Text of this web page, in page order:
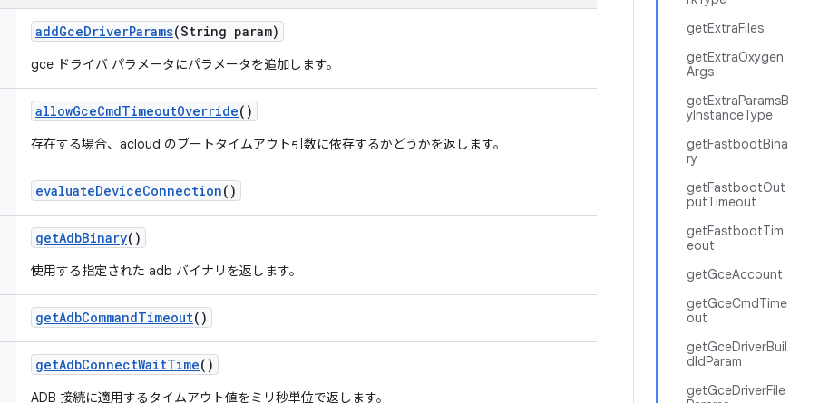
getExtraFiles
getExtraOxygen
Args
getExtraParamsB
yInstanceType
getFastbootBina
ry
getFastbootOut
putTimeout
getFastbootTim
eout
getGceAccount
getGceCmdTime
out
getGceDriverBuil
dIdParam
getGceDriverFile
addGceDriverParams(String param)
gce ドライバ パラメータにパラメータを追加します。
allowGceCmdTimeoutOverride()
存在する場合、acloud のブートタイムアウト引数に依存するかどうかを返します。
evaluateDeviceConnection()
getAdbBinary()
使用する指定された adb バイナリを返します。
getAdbCommandTimeout()
getAdbConnectWaitTime()
ADB 接続に適用するタイムアウト値をミリ秒単位で返します。